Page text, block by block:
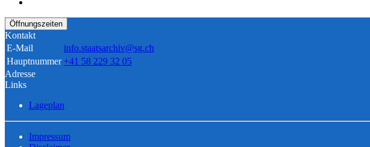
Öffnungszeiten
Kontakt
E-Mail
info.staatsarchiv@sg.ch
Hauptnummer +41 58 229 32 05
Adresse
Links
Lageplan
Impressum